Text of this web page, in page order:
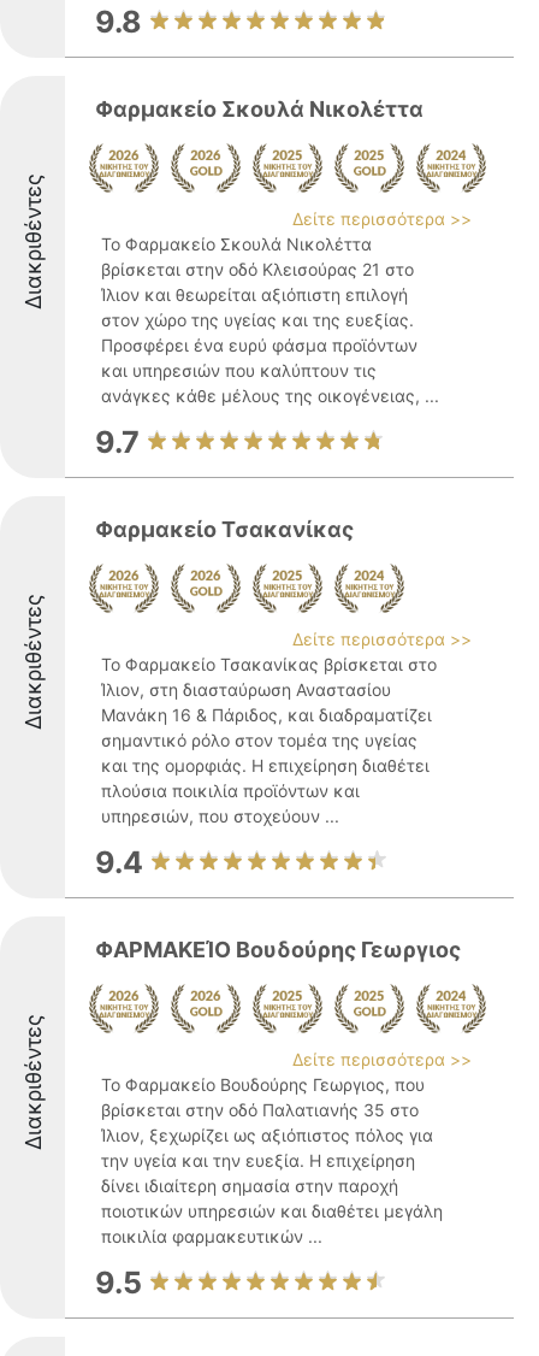
9.8
Διακριθέντες
Φαρμακείο Σκουλά Νικολέττα
Δείτε περισσότερα >>
Το Φαρμακείο Σκουλά Νικολέττα
βρίσκεται στην οδό Κλεισούρας 21 στο
Ίλιον και θεωρείται αξιόπιστη επιλογή
στον χώρο της υγείας και της ευεξίας.
Προσφέρει ένα ευρύ φάσμα προϊόντων
και υπηρεσιών που καλύπτουν τις
ανάγκες κάθε μέλους της οικογένειας, ...
9.7
Διακριθέντες
Φαρμακείο Τσακανίκας
Δείτε περισσότερα >>
Το Φαρμακείο Τσακανίκας βρίσκεται στο
Ίλιον, στη διασταύρωση Αναστασίου
Μανάκη 16 & Πάριδος, και διαδραματίζει
σημαντικό ρόλο στον τομέα της υγείας
και της ομορφιάς. Η επιχείρηση διαθέτει
πλούσια ποικιλία προϊόντων και
υπηρεσιών, που στοχεύουν ...
9.4
Διακριθέντες
ΦΑΡΜΑΚΕΊΟ Βουδούρης Γεωργιος
Δείτε περισσότερα >>
Το Φαρμακείο Βουδούρης Γεωργιος, που
βρίσκεται στην οδό Παλατιανής 35 στο
Ίλιον, ξεχωρίζει ως αξιόπιστος πόλος για
την υγεία και την ευεξία. Η επιχείρηση
δίνει ιδιαίτερη σημασία στην παροχή
ποιοτικών υπηρεσιών και διαθέτει μεγάλη
ποικιλία φαρμακευτικών ...
9.5